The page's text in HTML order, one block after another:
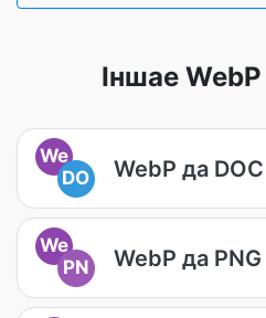
Іншае WebP
We
DO
WebP да DOC
We
PN
WebP да PNG